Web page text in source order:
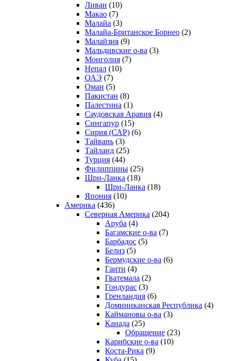
Ливан (10)
Макао (7)
Малайа (3)
Малайа-Британское Борнео (2)
Малайзия (9)
Мальдивские о-ва (3)
Монголия (7)
Непал (10)
ОАЭ (7)
Оман (5)
Пакистан (8)
Палестина (1)
Саудовская Аравия (4)
Сингапур (15)
Сирия (САР) (6)
Тайвань (3)
Тайланд (25)
Турция (44)
Филиппины (25)
Шри-Ланка (18)
Шри-Ланка (18)
Япония (10)
Америка (436)
Северная Америка (204)
Аруба (4)
Багамские о-ва (7)
Барбадос (5)
Белиз (5)
Бермудские о-ва (6)
Гаити (4)
Гватемала (2)
Гондурас (3)
Гренландия (6)
Доминиканская Республика (4)
Каймановы о-ва (3)
Канада (25)
Обращение (23)
Карибские о-ва (10)
Коста-Рика (9)